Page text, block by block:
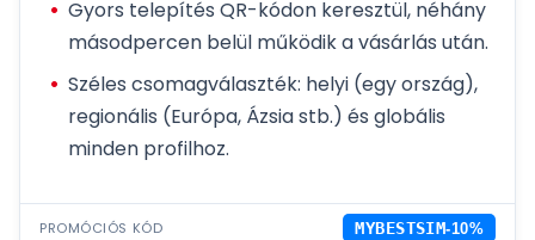
Gyors telepítés QR-kódon keresztül, néhány
másodpercen belül működik a vásárlás után.
Széles csomagválaszték: helyi (egy ország),
regionális (Európa, Ázsia stb.) és globális
minden profilhoz.
PROMÓCIÓS KÓD MYBESTSIM-10%